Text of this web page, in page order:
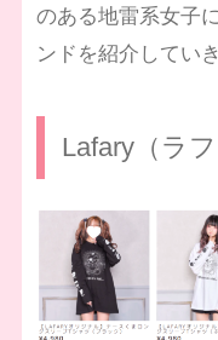
のある地雷系女子
ンドを紹介してい
Lafary（ラフ